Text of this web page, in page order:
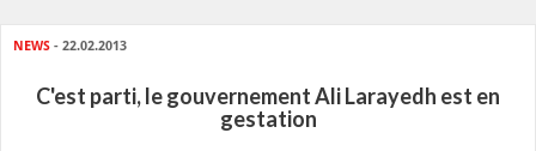
NEWS - 22.02.2013
C'est parti, le gouvernement Ali Larayedh est en
gestation